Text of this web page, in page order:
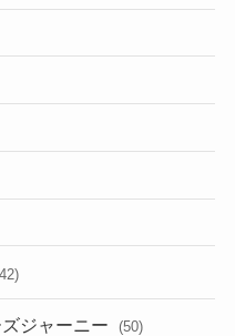
ジャーニー (50)